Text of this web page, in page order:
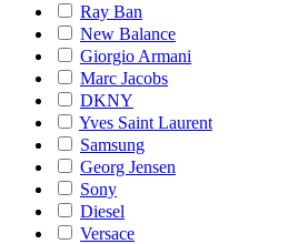
Ray Ban
New Balance
Giorgio Armani
Marc Jacobs
DKNY
Yves Saint Laurent
Samsung
Georg Jensen
Sony
Diesel
Versace